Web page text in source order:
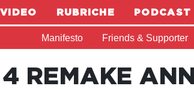
VIDEO RUBRICHE PODCAST
Manifesto Friends & Supporter
REMAKE